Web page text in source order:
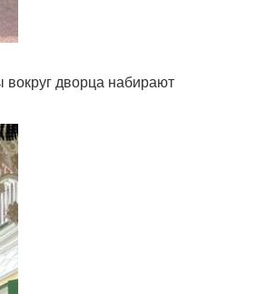
дворца набирают